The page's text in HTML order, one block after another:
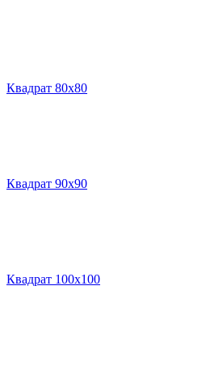
Квадрат 80х80
Квадрат 90х90
Квадрат 100х100